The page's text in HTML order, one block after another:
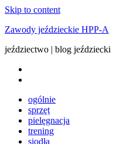
Skip to content
Zawody jeździeckie HPP-A
jeździectwo | blog
ogólnie
sprzęt
pielęgnacja
trening
siodła